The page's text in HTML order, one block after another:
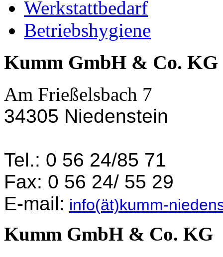
Werkstattbedarf
Betriebshygiene
Kumm GmbH & Co. KG
Am Frießelsbach 7
34305 Niedenstein
Tel.: 0 56 24/85 71
Fax: 0 56 24/ 55 29
E-mail: info(ät)kumm-
Kumm GmbH & Co. KG